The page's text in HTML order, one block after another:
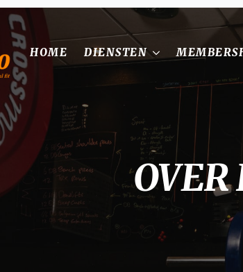
HOME DIENSTEN